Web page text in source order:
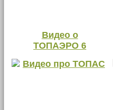
Видео о
ТОПАЭРО 6